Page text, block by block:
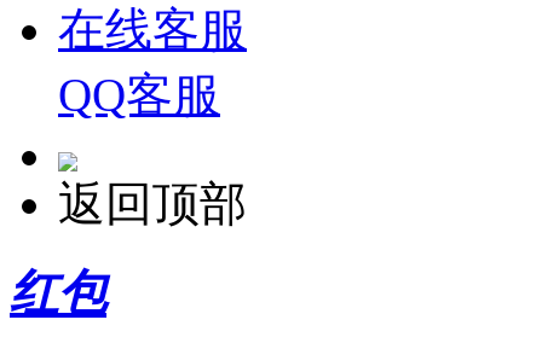
在线客服
QQ客服
返回顶部
红包